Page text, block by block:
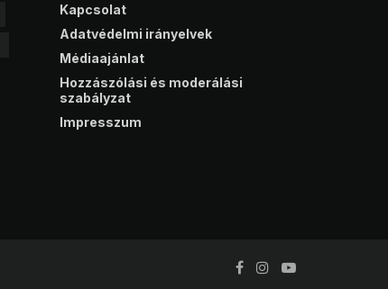
Kapcsolat
Adatvédelmi irányelvek
Médiaajánlat
Hozzászólási és moderálási
szabályzat
Impresszum